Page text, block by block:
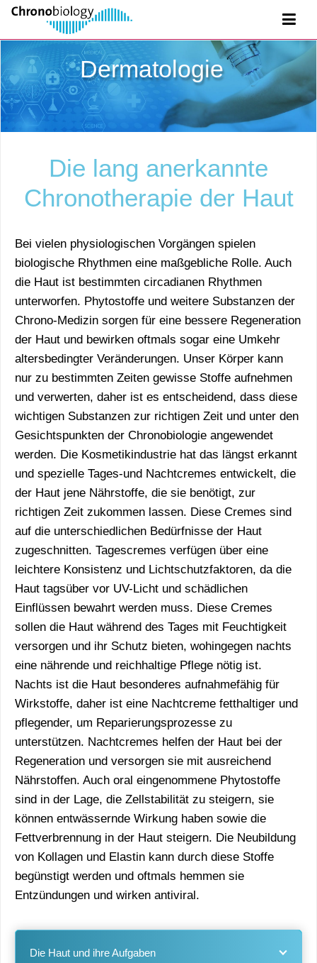
Dermatologie
Die lang anerkannte
Chronotherapie der Haut
Bei vielen physiologischen Vorgängen spielen
biologische Rhythmen eine maßgebliche Rolle. Auch
die Haut ist bestimmten circadianen Rhythmen
unterworfen. Phytostoffe und weitere Substanzen der
Chrono-Medizin sorgen für eine bessere Regeneration
der Haut und bewirken oftmals sogar eine Umkehr
altersbedingter Veränderungen. Unser Körper kann
nur zu bestimmten Zeiten gewisse Stoffe aufnehmen
und verwerten, daher ist es entscheidend, dass diese
wichtigen Substanzen zur richtigen Zeit und unter den
Gesichtspunkten der Chronobiologie angewendet
werden. Die Kosmetikindustrie hat das längst erkannt
und spezielle Tages-und Nachtcremes entwickelt, die
der Haut jene Nährstoffe, die sie benötigt, zur
richtigen Zeit zukommen lassen. Diese Cremes sind
auf die unterschiedlichen Bedürfnisse der Haut
zugeschnitten. Tagescremes verfügen über eine
leichtere Konsistenz und Lichtschutzfaktoren, da die
Haut tagsüber vor UV-Licht und schädlichen
Einflüssen bewahrt werden muss. Diese Cremes
sollen die Haut während des Tages mit Feuchtigkeit
versorgen und ihr Schutz bieten, wohingegen nachts
eine nährende und reichhaltige Pflege nötig ist.
Nachts ist die Haut besonderes aufnahmefähig für
Wirkstoffe, daher ist eine Nachtcreme fetthaltiger und
pflegender, um Reparierungsprozesse zu
unterstützen. Nachtcremes helfen der Haut bei der
Regeneration und versorgen sie mit ausreichend
Nährstoffen. Auch oral eingenommene Phytostoffe
sind in der Lage, die Zellstabilität zu steigern, sie
können entwässernde Wirkung haben sowie die
Fettverbrennung in der Haut steigern. Die Neubildung
von Kollagen und Elastin kann durch diese Stoffe
begünstigt werden und oftmals hemmen sie
Entzündungen und wirken antiviral.
Die Haut und ihre Aufgaben